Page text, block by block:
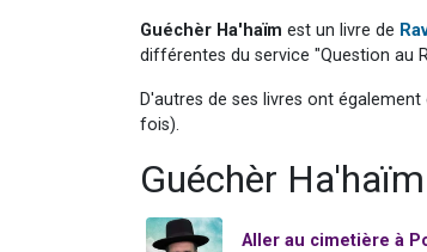
Guéchèr Ha'haïm est un livre de
différentes du service "Question au
D'autres de ses livres ont
fois).
Guéchèr
Aller au cimetière à